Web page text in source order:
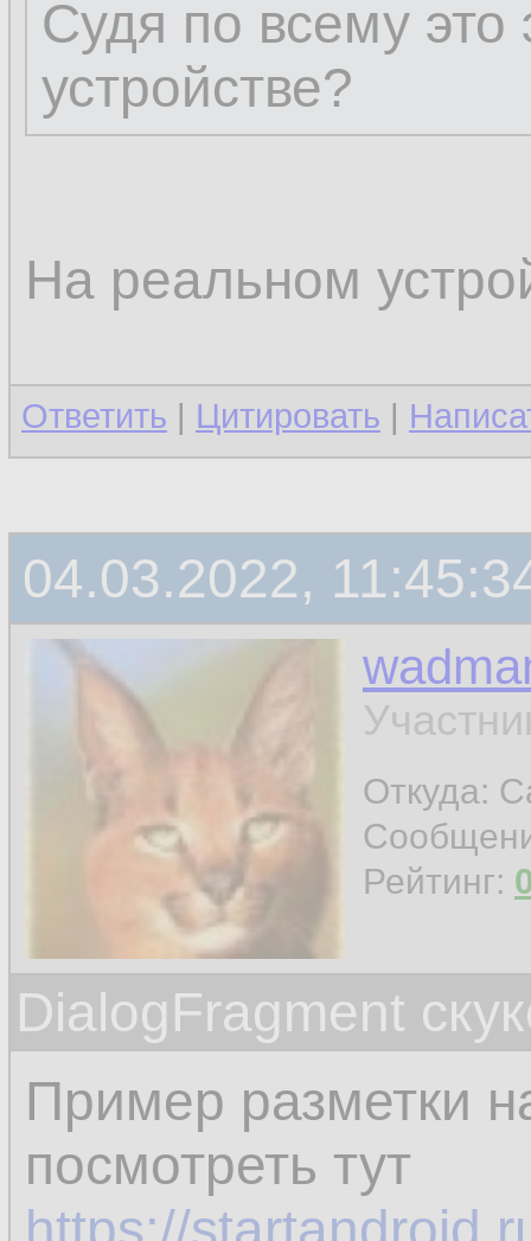
Судя по всему
устройстве?
На реальном
Ответить | Цитировать |
04.03.2022,
Откуда:
Рейтинг:
DialogFragment
Пример разметки
посмотреть тут